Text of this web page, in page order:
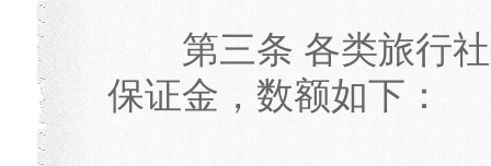
第三条 各类旅行社
保证金，数额如下：